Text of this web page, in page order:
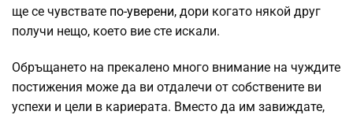
ще се чувствате по-уверени, дори когато някой друг
получи нещо, което вие сте искали.
Обръщането на прекалено много внимание на чуждите
постижения може да ви отдалечи от собствените ви
успехи и цели в кариерата. Вместо да им завиждате,